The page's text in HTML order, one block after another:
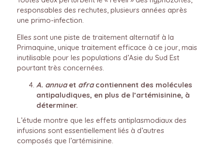
responsables des rechutes, plusieurs années après
une primo-infection.
Elles sont une piste de traitement alternatif à la
Primaquine, unique traitement efficace à ce jour, mais
inutilisable pour les populations d’Asie du Sud Est
pourtant très concernées.
A. annuaet afracontiennent des molécules
antipaludiques, en plus de l’artémisinine, à
déterminer.
L’étude montre que les effets antiplasmodiaux des
infusions sont essentiellement liés à d’autres
composés que l’artémisinine.